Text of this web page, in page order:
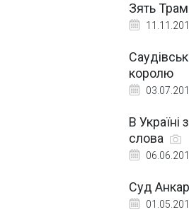
Зять
королю
В
слова
Суд